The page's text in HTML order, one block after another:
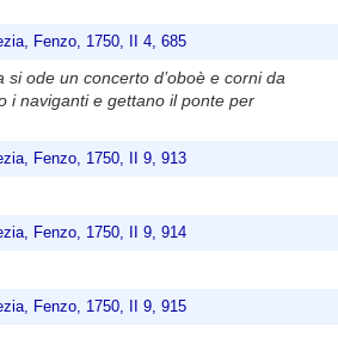
Fenzo, 1750, II 4, 685
si ode un concerto d’oboè e corni da
i naviganti e gettano il ponte per
Fenzo, 1750, II 9, 913
Fenzo, 1750, II 9, 914
Fenzo, 1750, II 9, 915